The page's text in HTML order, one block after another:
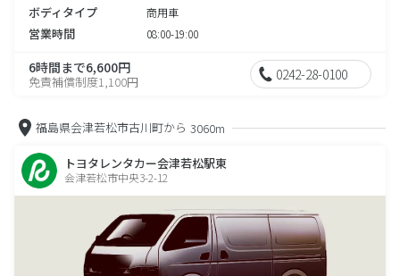
ボディタイプ 商用車
営業時間 08:00-19:00
6時間まで6,600円
免責補償制度1,100円 0242-28-0100
福島県会津若松市古川町から 3060m
トヨタレンタカー会津若松駅東
会津若松市中央3-2-12